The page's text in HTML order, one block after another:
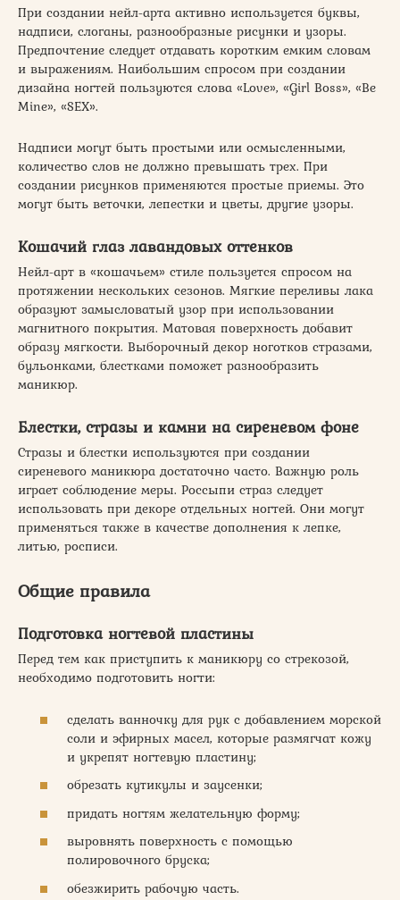
При создании нейл-арта активно используется буквы,
надписи, слоганы, разнообразные рисунки и узоры.
Предпочтение следует отдавать коротким емким словам
и выражениям. Наибольшим спросом при создании
дизайна ногтей пользуются слова «Love», «Girl Boss», «Be
Mine», «SEX».
Надписи могут быть простыми или осмысленными,
количество слов не должно превышать трех. При
создании рисунков применяются простые приемы. Это
могут быть веточки, лепестки и цветы, другие узоры.
Кошачий глаз лавандовых оттенков
Нейл-арт в «кошачьем» стиле пользуется спросом на
протяжении нескольких сезонов. Мягкие переливы лака
образуют замысловатый узор при использовании
магнитного покрытия. Матовая поверхность добавит
образу мягкости. Выборочный декор ноготков стразами,
бульонками, блестками поможет разнообразить
маникюр.
Блестки, стразы и камни на сиреневом фоне
Стразы и блестки используются при создании
сиреневого маникюра достаточно часто. Важную роль
играет соблюдение меры. Россыпи страз следует
использовать при декоре отдельных ногтей. Они могут
применяться также в качестве дополнения к лепке,
литью, росписи.
Общие правила
Подготовка ногтевой пластины
Перед тем как приступить к маникюру со стрекозой,
необходимо подготовить ногти:
сделать ванночку для рук с добавлением морской
соли и эфирных масел, которые размягчат кожу
и укрепят ногтевую пластину;
обрезать кутикулы и заусенки;
придать ногтям желательную форму;
выровнять поверхность с помощью
полировочного бруска;
обезжирить рабочую часть.